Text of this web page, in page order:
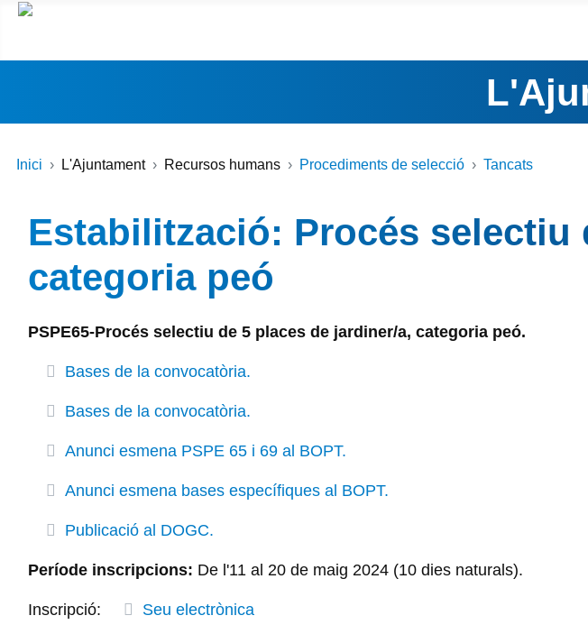
Inici L'Ajuntament Recursos humans Procediments de selecció Tancats
Estabilització: Procés selectiu
categoria peó
PSPE65-Procés selectiu de 5 places de jardiner/a, categoria peó.
Bases de la convocatòria.
Bases de la convocatòria.
Anunci esmena PSPE 65 i 69 al BOPT.
Anunci esmena bases específiques al BOPT.
Publicació al DOGC.
Període inscripcions: De l'11 al 20 de maig 2024 (10 dies naturals).
Inscripció: Seu electrònica